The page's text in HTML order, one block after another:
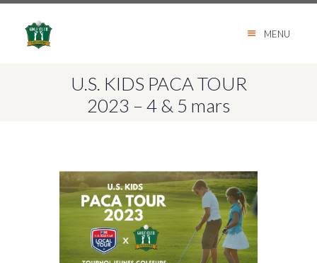
MENU
U.S. KIDS PACA TOUR
2023 – 4 & 5 mars